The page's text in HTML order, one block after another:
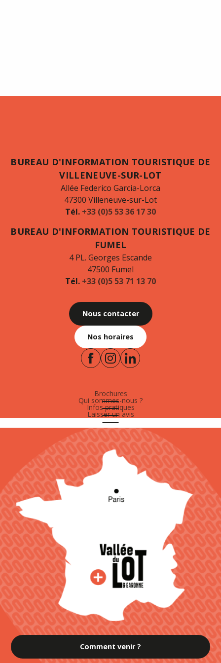
BUREAU D'INFORMATION TOURISTIQUE DE
VILLENEUVE-SUR-LOT
Allée Federico Garcia-Lorca
47300 Villeneuve-sur-Lot
Tél. +33 (0)5 53 36 17 30
BUREAU D'INFORMATION TOURISTIQUE DE
FUMEL
4 PL. Georges Escande
47500 Fumel
Tél. +33 (0)5 53 71 13 70
Nous contacter
Nos horaires
Brochures
Qui sommes-nous ?
Infos pratiques
Laisser un avis
Comment venir ?